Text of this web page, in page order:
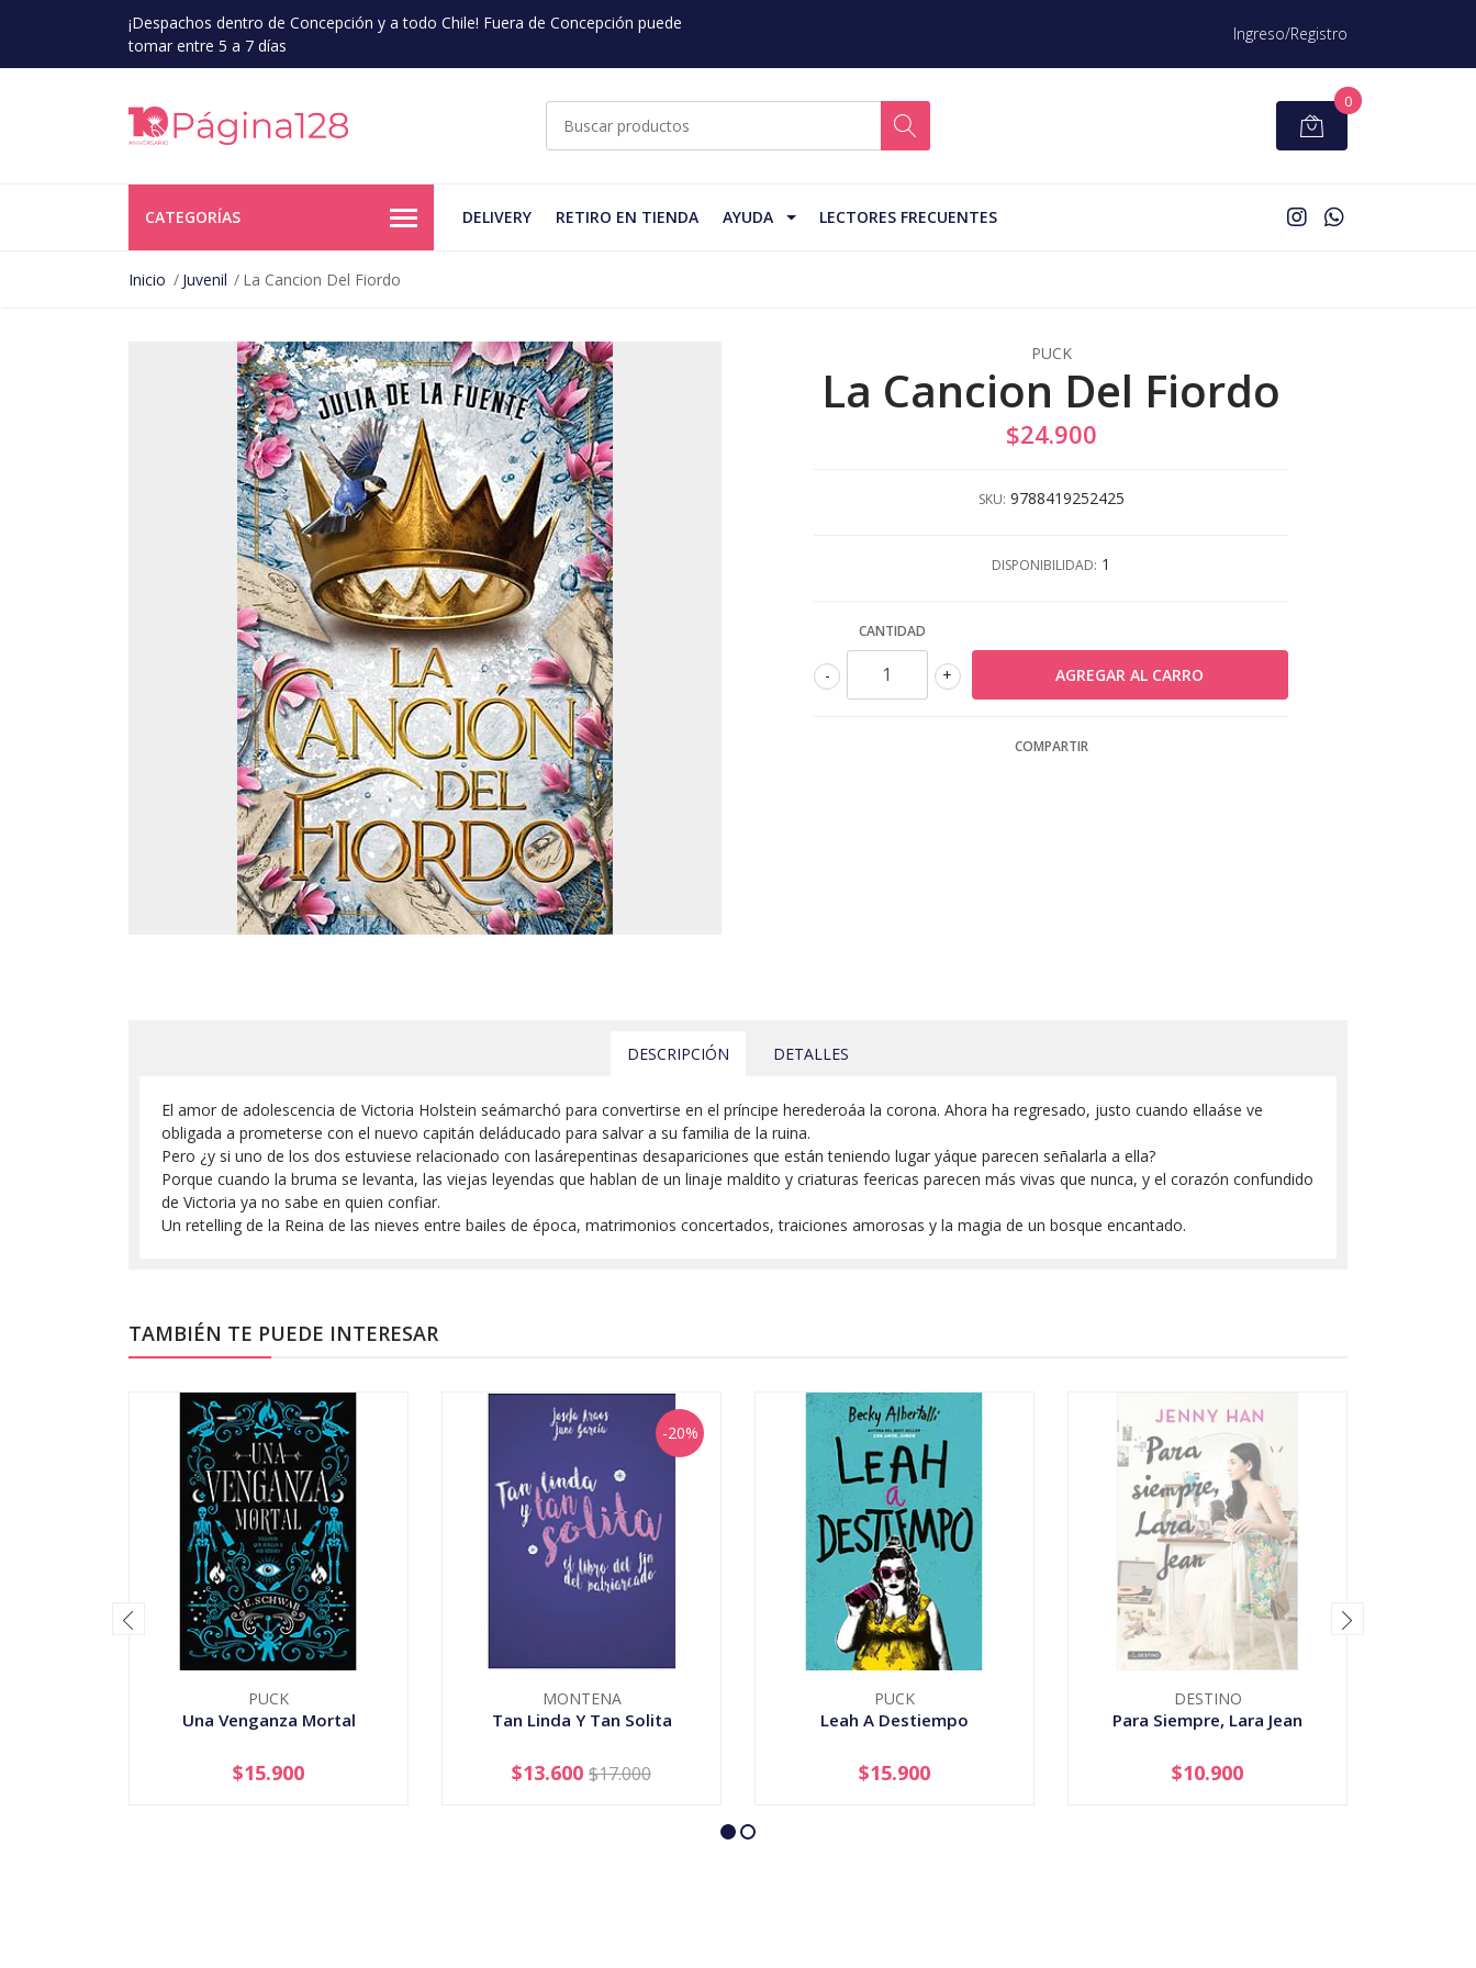
¡Despachos dentro de Concepción y a todo Chile! Fuera de Concepción puede
tomar entre 5 a 7 días
Ingreso/Registro
0
CATEGORÍAS DELIVERY RETIRO EN TIENDA AYUDA LECTORES FRECUENTES
Inicio Juvenil La Cancion Del Fiordo
PUCK
La Cancion Del Fiordo
$24.900
SKU: 9788419252425
DISPONIBILIDAD: 1
CANTIDAD
+
-
COMPARTIR
DESCRIPCIÓN DETALLES
El amor de adolescencia de Victoria Holstein seámarchó para convertirse en el príncipe herederoáa la corona. Ahora ha regresado, justo cuando ellaáse ve
obligada a prometerse con el nuevo capitán deláducado para salvar a su familia de la ruina.
Pero ¿y si uno de los dos estuviese relacionado con lasárepentinas desapariciones que están teniendo lugar yáque parecen señalarla a ella?
Porque cuando la bruma se levanta, las viejas leyendas que hablan de un linaje maldito y criaturas feericas parecen más vivas que nunca, y el corazón confundido
de Victoria ya no sabe en quien confiar.
Un retelling de la Reina de las nieves entre bailes de época, matrimonios concertados, traiciones amorosas y la magia de un bosque encantado.
TAMBIÉN TE PUEDE INTERESAR
PUCK
Una Venganza Mortal
+
$15.900
-20%
MONTENA
Tan Linda Y Tan Solita
+
$13.600 $17.000
PUCK
Leah A Destiempo
+
$15.900
DESTINO
Para Siempre, Lara Jean
AGOTADO
$10.900